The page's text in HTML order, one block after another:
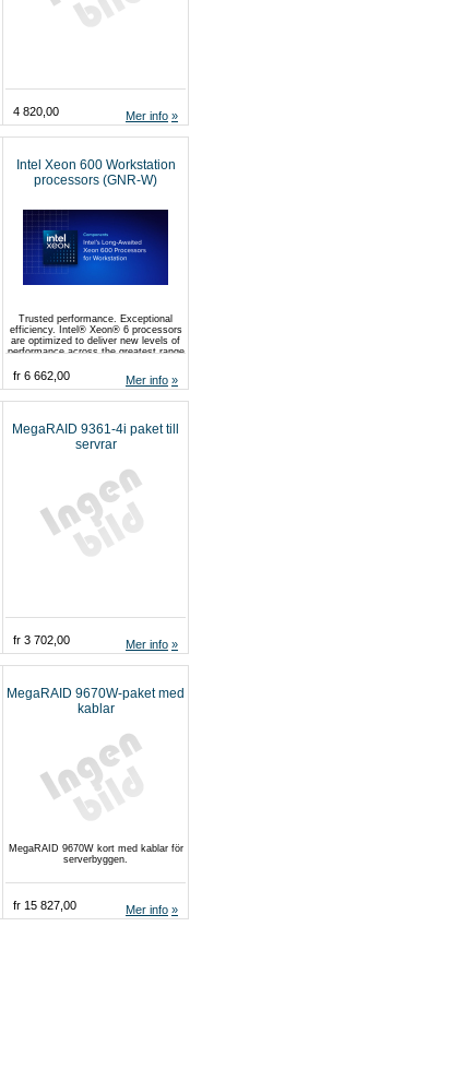
4 820,00 Mer info
Intel Xeon 600 Workstation
processors (GNR-W)
Supermicro
Trusted performance. Exceptional
efficiency. Intel® Xeon® 6 processors
are optimized to deliver new levels of
performance across the greatest range
efficiency and lower power
consumption.
fr 6 662,00 Mer info
MegaRAID 9361-4i paket till
servrar
fr 3 702,00 Mer info
MegaRAID 9670W-paket med
kablar
MegaRAID 9670W kort med kablar för
serverbyggen.
fr 15 827,00 Mer info